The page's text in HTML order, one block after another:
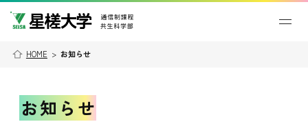
HOME > お知らせ
お知らせ